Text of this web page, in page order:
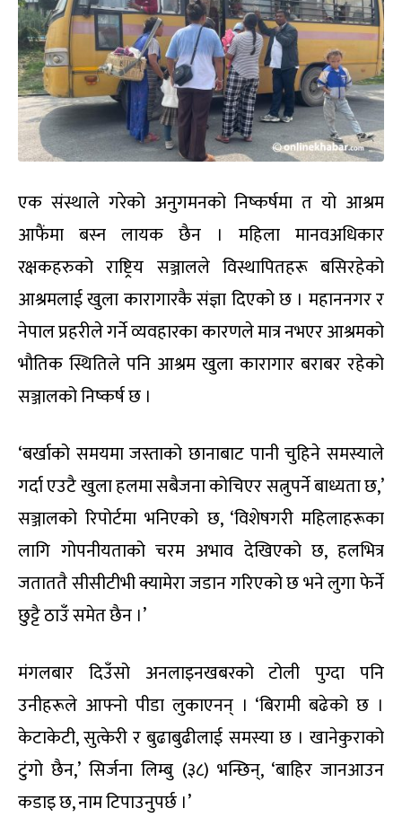
एक संस्थाले गरेको अनुगमनको निष्कर्षमा त यो आश्रम
आफैंमा बस्न लायक छैन । महिला मानवअधिकार
रक्षकहरुको राष्ट्रिय सञ्जालले विस्थापितहरू बसिरहेको
आश्रमलाई खुला कारागारकै संज्ञा दिएको छ । महाननगर र
नेपाल प्रहरीले गर्ने व्यवहारका कारणले मात्र नभएर आश्रमको
भौतिक स्थितिले पनि आश्रम खुला कारागार बराबर रहेको
सञ्जालको निष्कर्ष छ ।
‘बर्खाको समयमा जस्ताको छानाबाट पानी चुहिने समस्याले
गर्दा एउटै खुला हलमा सबैजना कोचिएर सत्नुपर्ने बाध्यता छ,’
सञ्जालको रिपोर्टमा भनिएको छ, ‘विशेषगरी महिलाहरूका
लागि गोपनीयताको चरम अभाव देखिएको छ, हलभित्र
जताततै सीसीटीभी क्यामेरा जडान गरिएको छ भने लुगा फेर्ने
छुट्टै ठाउँ समेत छैन ।’
मंगलबार दिउँसो अनलाइनखबरको टोली पुग्दा पनि
उनीहरूले आफ्नो पीडा लुकाएनन् । ‘बिरामी बढेको छ ।
केटाकेटी, सुत्केरी र बुढाबुढीलाई समस्या छ । खानेकुराको
टुंगो छैन,’ सिर्जना लिम्बु (३८) भन्छिन्, ‘बाहिर जानआउन
कडाइ छ, नाम टिपाउनुपर्छ ।’